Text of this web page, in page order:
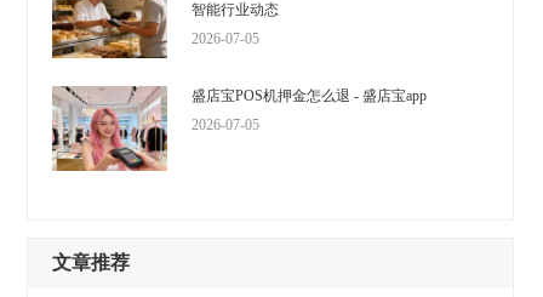
智能行业动态
2026-07-05
盛店宝POS机押金怎么退 - 盛店宝app
2026-07-05
文章推荐